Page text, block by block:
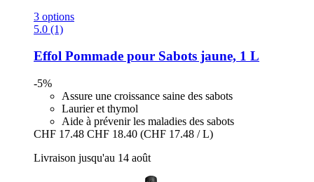
3 options
5.0 (1)
Effol Pommade pour Sabots jaune, 1 L
-5%
Assure une croissance saine des sabots
Laurier et thymol
Aide à prévenir les maladies des sabots
CHF 17.48 CHF 18.40 (CHF 17.48 / L)
Livraison jusqu'au 14 août